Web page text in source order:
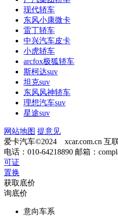
现代轿车
东风小康微卡
雷丁轿车
中兴汽车皮卡
小虎轿车
arcfox极狐轿车
斯柯达suv
坦克suv
东风风神轿车
理想汽车suv
星途suv
网站地图 提意见
爱卡汽车©2024 xcar.com.cn 互
电话：010-64218890 邮箱：
可证
置换
获取底价
询底价
意向车系